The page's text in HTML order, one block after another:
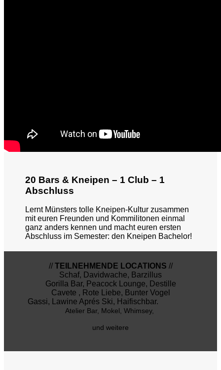
20 Bars & Kneipen – 1 Club – 1
Abschluss
Lernt Münsters tolle Kneipen-Kultur zusammen
mit euren Freunden und Kommilitonen einmal
ganz anders kennen und macht euren ersten
Abschluss im Semester: den Kneipen Bachelor!
// TEILNEHMENDE LOCATIONS //
Schaf, Davidwache, Barzillus
Gorilla Bar, Peacock Lounge, Destille
Cavete , Rote Liebe, Bunter Vogel
Gassi, Lawine Aprés Ski, Haifischbar.
Atelier Bar, Mokel, Whimsey,
und weitere